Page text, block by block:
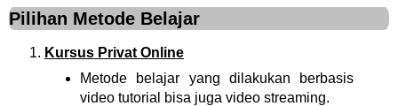
Pilihan Metode Belajar
Kursus Privat Online
Metode belajar yang dilakukan berbasis
video tutorial bisa juga video streaming.